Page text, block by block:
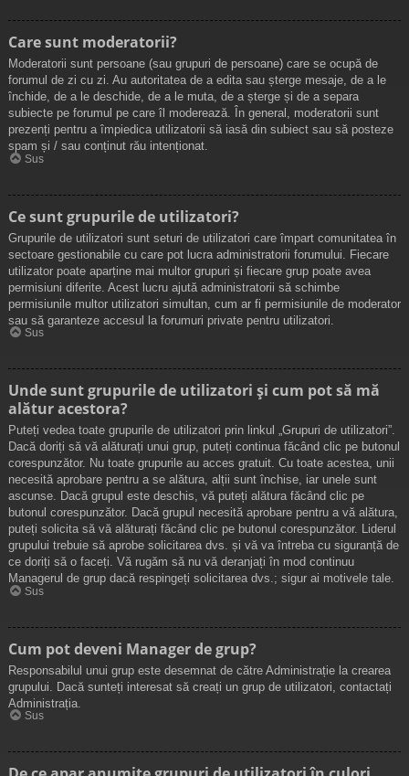
Care sunt moderatorii?
Moderatorii sunt persoane (sau grupuri de persoane) care se ocupă de
forumul de zi cu zi. Au autoritatea de a edita sau șterge mesaje, de a le
închide, de a le deschide, de a le muta, de a șterge și de a separa
subiecte pe forumul pe care îl moderează. În general, moderatorii sunt
prezenți pentru a împiedica utilizatorii să iasă din subiect sau să posteze
spam și / sau conținut rău intenționat.
Sus
Ce sunt grupurile de utilizatori?
Grupurile de utilizatori sunt seturi de utilizatori care împart comunitatea în
sectoare gestionabile cu care pot lucra administratorii forumului. Fiecare
utilizator poate aparține mai multor grupuri și fiecare grup poate avea
permisiuni diferite. Acest lucru ajută administratorii să schimbe
permisiunile multor utilizatori simultan, cum ar fi permisiunile de moderator
sau să garanteze accesul la forumuri private pentru utilizatori.
Sus
Unde sunt grupurile de utilizatori și cum pot să mă
alătur acestora?
Puteți vedea toate grupurile de utilizatori prin linkul „Grupuri de utilizatori”.
Dacă doriți să vă alăturați unui grup, puteți continua făcând clic pe butonul
corespunzător. Nu toate grupurile au acces gratuit. Cu toate acestea, unii
necesită aprobare pentru a se alătura, alții sunt închise, iar unele sunt
ascunse. Dacă grupul este deschis, vă puteți alătura făcând clic pe
butonul corespunzător. Dacă grupul necesită aprobare pentru a vă alătura,
puteți solicita să vă alăturați făcând clic pe butonul corespunzător. Liderul
grupului trebuie să aprobe solicitarea dvs. și vă va întreba cu siguranță de
ce doriți să o faceți. Vă rugăm să nu vă deranjați în mod continuu
Managerul de grup dacă respingeți solicitarea dvs.; sigur ai motivele tale.
Sus
Cum pot deveni Manager de grup?
Responsabilul unui grup este desemnat de către Administrație la crearea
grupului. Dacă sunteți interesat să creați un grup de utilizatori, contactați
Administrația.
Sus